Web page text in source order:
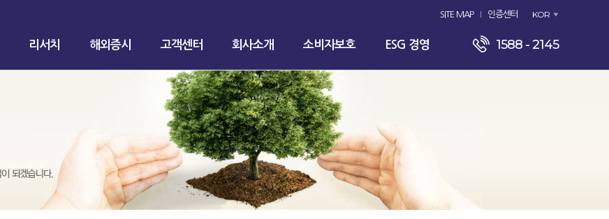
SITE MAP 인증센터 KOR
리서치 해외증시 고객센터 회사소개 소비자보호 ESG 경영 1588 - 2145